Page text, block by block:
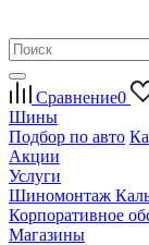
Сравнение0
Шины
Подбор по авто
Акции
Услуги
Шиномонтаж
Корпоративное
Магазины